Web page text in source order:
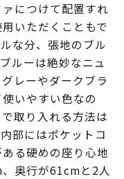
につけて配置すれ
いただくこともで
な分、張地のブル
ルーは絶妙なニュ
レーやダークブラ
いやすい色なの
取り入れる方法は
部にはポケットコ
る硬めの座り心地
奥行が61cmと2人